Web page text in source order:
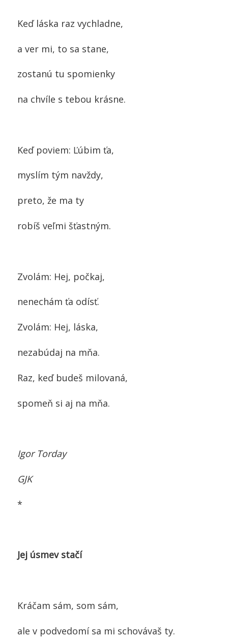
Keď láska raz vychladne,
a ver mi, to sa stane,
zostanú tu spomienky
na chvíle s tebou krásne.
Keď poviem: Ľúbim ťa,
myslím tým navždy,
preto, že ma ty
robíš veľmi šťastným.
Zvolám: Hej, počkaj,
nenechám ťa odísť.
Zvolám: Hej, láska,
nezabúdaj na mňa.
Raz, keď budeš milovaná,
spomeň si aj na mňa.
Igor Torday
GJK
*
Jej úsmev stačí
Kráčam sám, som sám,
ale v podvedomí sa mi schovávaš ty.